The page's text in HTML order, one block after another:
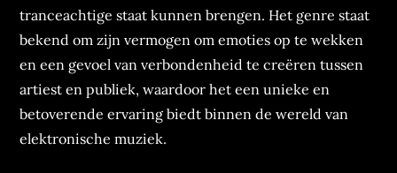
tranceachtige staat kunnen brengen. Het genre staat
bekend om zijn vermogen om emoties op te wekken
en een gevoel van verbondenheid te creëren tussen
artiest en publiek, waardoor het een unieke en
betoverende ervaring biedt binnen de wereld van
elektronische muziek.